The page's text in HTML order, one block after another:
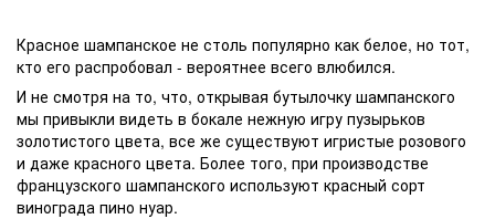
Красное шампанское не столь популярно как белое, но тот,
кто его распробовал - вероятнее всего влюбился.
И не смотря на то, что, открывая бутылочку шампанского
мы привыкли видеть в бокале нежную игру пузырьков
золотистого цвета, все же существуют игристые розового
и даже красного цвета. Более того, при производстве
французского шампанского используют красный сорт
винограда пино нуар.